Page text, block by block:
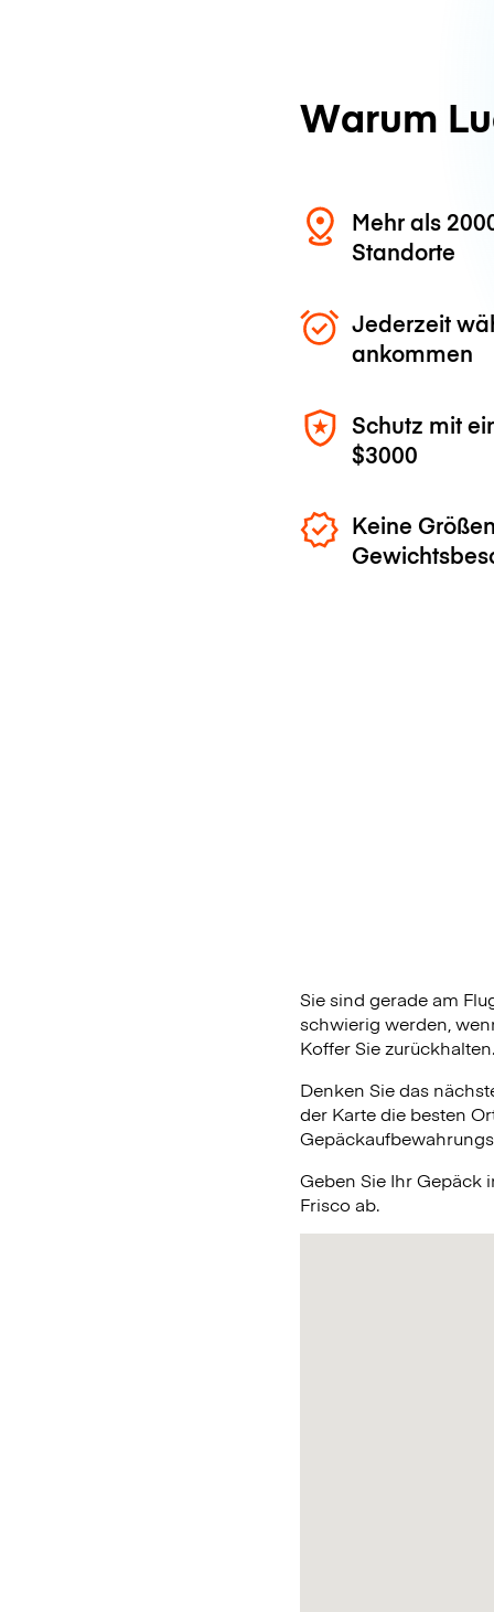
Warum
Mehr als
Standorte
Jederzeit
ankommen
Schutz mit
$3000
Keine
Sie sind gerade am
schwierig werden,
Koffer Sie
Denken Sie das
der Karte die besten
Geben Sie Ihr Gepäck
Frisco ab.